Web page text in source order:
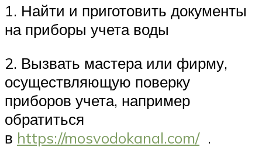
1. Найти и приготовить документы
на приборы учета воды
2. Вызвать мастера или фирму,
осуществляющую поверку
приборов учета, например
обратиться
в https://mosvodokanal.com/.